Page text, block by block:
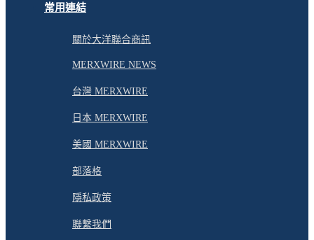
常用連結
關於大洋聯合商訊
MERXWIRE NEWS
台灣 MERXWIRE
日本 MERXWIRE
美國 MERXWIRE
部落格
隱私政策
聯繫我們